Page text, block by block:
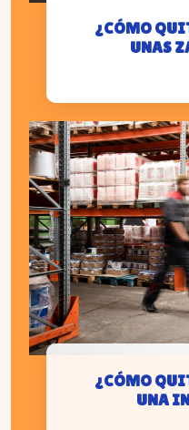
¿CÓMO
UNAS
¿CÓMO
UNA